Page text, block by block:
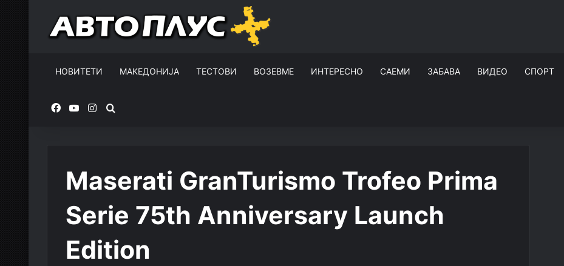
НОВИТЕТИ МАКЕДОНИЈА ТЕСТОВИ ВОЗЕВМЕ ИНТЕРЕСНО САЕМИ ЗАБАВА ВИДЕО СПОРТ
FacebookYouTubeInstagram
Maserati GranTurismo Trofeo Prima
Serie 75th Anniversary Launch
Edition